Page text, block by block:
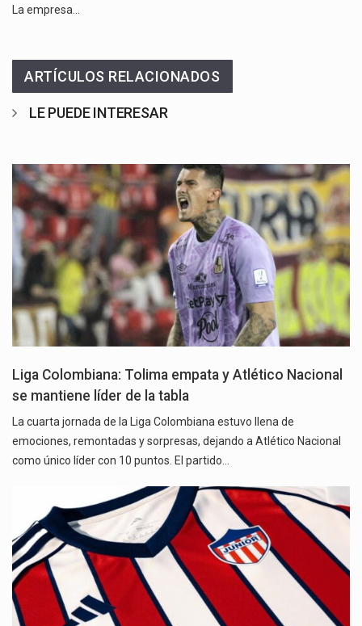
La empresa…
ARTÍCULOS RELACIONADOS
LE PUEDE INTERESAR
Liga Colombiana: Tolima empata y Atlético Nacional
se mantiene líder de la tabla
La cuarta jornada de la Liga Colombiana estuvo llena de
emociones, remontadas y sorpresas, dejando a Atlético Nacional
como único líder con 10 puntos. El partido…